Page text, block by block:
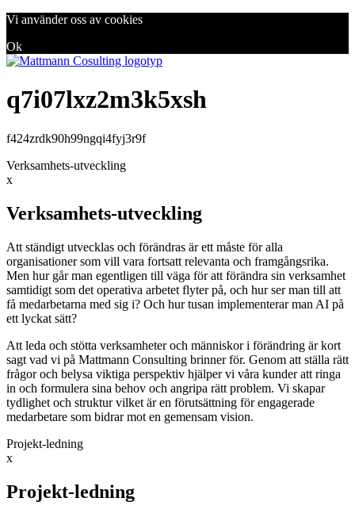
Vi använder oss av cookies
Ok
q7i07lxz2m3k5xsh
f424zrdk90h99ngqi4fyj3r9f
Verksamhets-utveckling
x
Verksamhets-utveckling
Att ständigt utvecklas och förändras är ett måste för alla
organisationer som vill vara fortsatt relevanta och framgångsrika.
Men hur går man egentligen till väga för att förändra sin verksamhet
samtidigt som det operativa arbetet flyter på, och hur ser man till att
få medarbetarna med sig i? Och hur tusan implementerar man AI på
ett lyckat sätt?
Att leda och stötta verksamheter och människor i förändring är kort
sagt vad vi på Mattmann Consulting brinner för. Genom att ställa rätt
frågor och belysa viktiga perspektiv hjälper vi våra kunder att ringa
in och formulera sina behov och angripa rätt problem. Vi skapar
tydlighet och struktur vilket är en förutsättning för engagerade
medarbetare som bidrar mot en gemensam vision.
Projekt-ledning
x
Projekt-ledning